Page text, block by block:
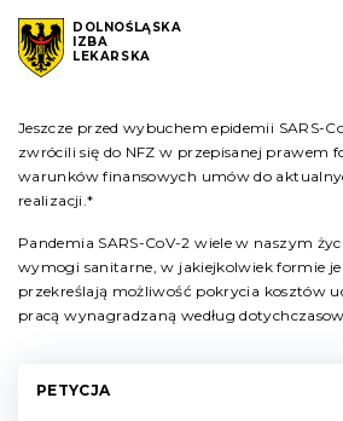
DOLNOŚLĄSKA
IZBA
LEKARSKA
Jeszcze przed wybuchem epidemii SARS-
zwrócili się do NFZ w przepisanej prawem
warunków finansowych umów do
realizacji.*
Pandemia SARS-CoV-2 wiele w naszym
wymogi sanitarne, w jakiejkolwiek formie
przekreślają możliwość pokrycia kosztów
pracą wynagradzaną według
PETYCJA